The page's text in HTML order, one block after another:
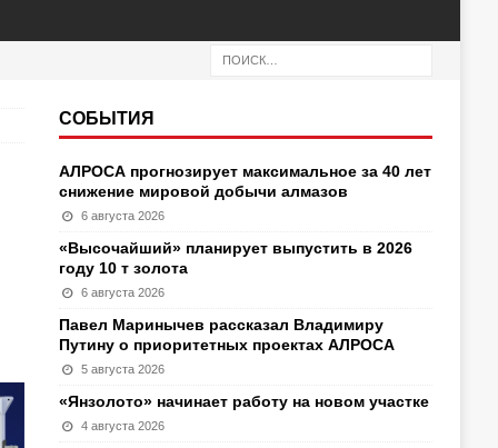
СОБЫТИЯ
АЛРОСА прогнозирует максимальное за 40 лет
снижение мировой добычи алмазов
6 августа 2026
«Высочайший» планирует выпустить в 2026
году 10 т золота
6 августа 2026
Павел Маринычев рассказал Владимиру
Путину о приоритетных проектах АЛРОСА
5 августа 2026
«Янзолото» начинает работу на новом участке
4 августа 2026